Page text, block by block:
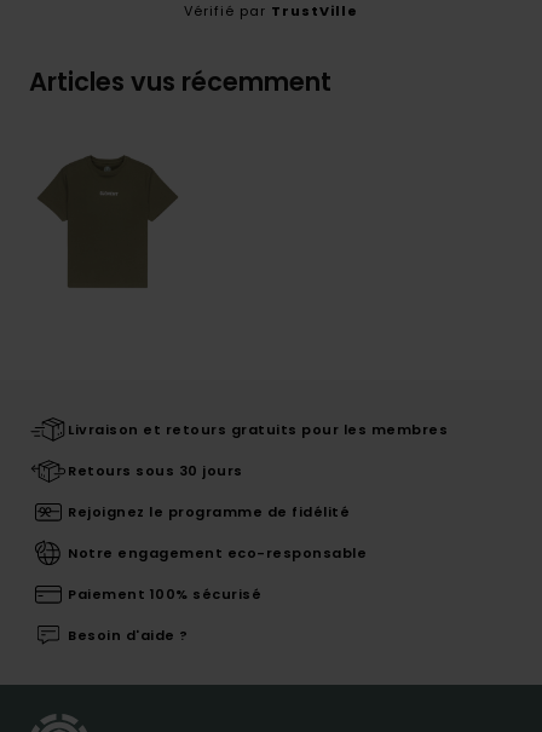
Vérifié par TrustVille
Articles vus récemment
Livraison et retours gratuits pour les membres
Retours sous 30 jours
Rejoignez le programme de fidélité
Notre engagement eco-responsable
Paiement 100% sécurisé
Besoin d'aide ?